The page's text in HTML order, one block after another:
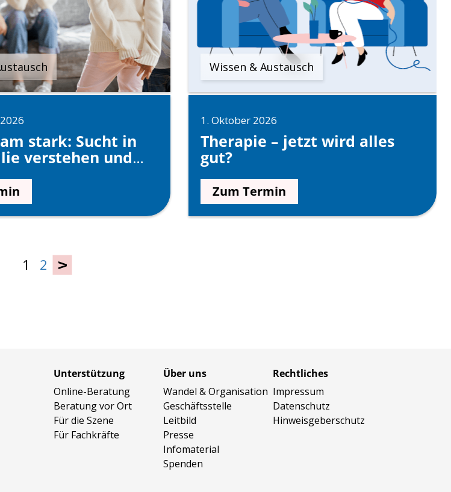
stark: Sucht in
verstehen und
Wissen & Austausch
1. Oktober 2026
Therapie – jetzt wird alles
gut?
Zum Termin
1 2 ›
Unterstützung
Online-Beratung
Beratung vor Ort
Für die Szene
Für Fachkräfte
Über uns
Wandel & Organisation
Geschäftsstelle
Leitbild
Presse
Infomaterial
Spenden
Rechtliches
Impressum
Datenschutz
Hinweisgeberschutz